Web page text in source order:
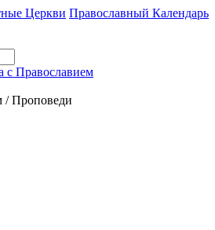
Церкви Православный Календарь
с Православием
/ Проповеди